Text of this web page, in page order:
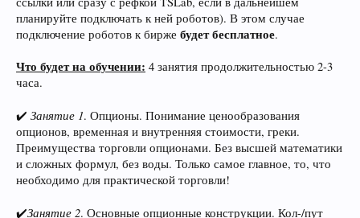
планируйте подключать к ней роботов). В этом случае
подключение роботов к бирже будет бесплатное.
Что будет на обучении: 4 занятия продолжительностью 2-3
часа.
✔️ Занятие 1. Опционы. Понимание ценообразования
опционов, временная и внутренняя стоимости, греки.
Преимущества торговли опционами. Без высшей математики
и сложных формул, без воды. Только самое главное, то, что
необходимо для практической торговли!
✔️Занятие 2. Основные опционные конструкции. Кол-/пут